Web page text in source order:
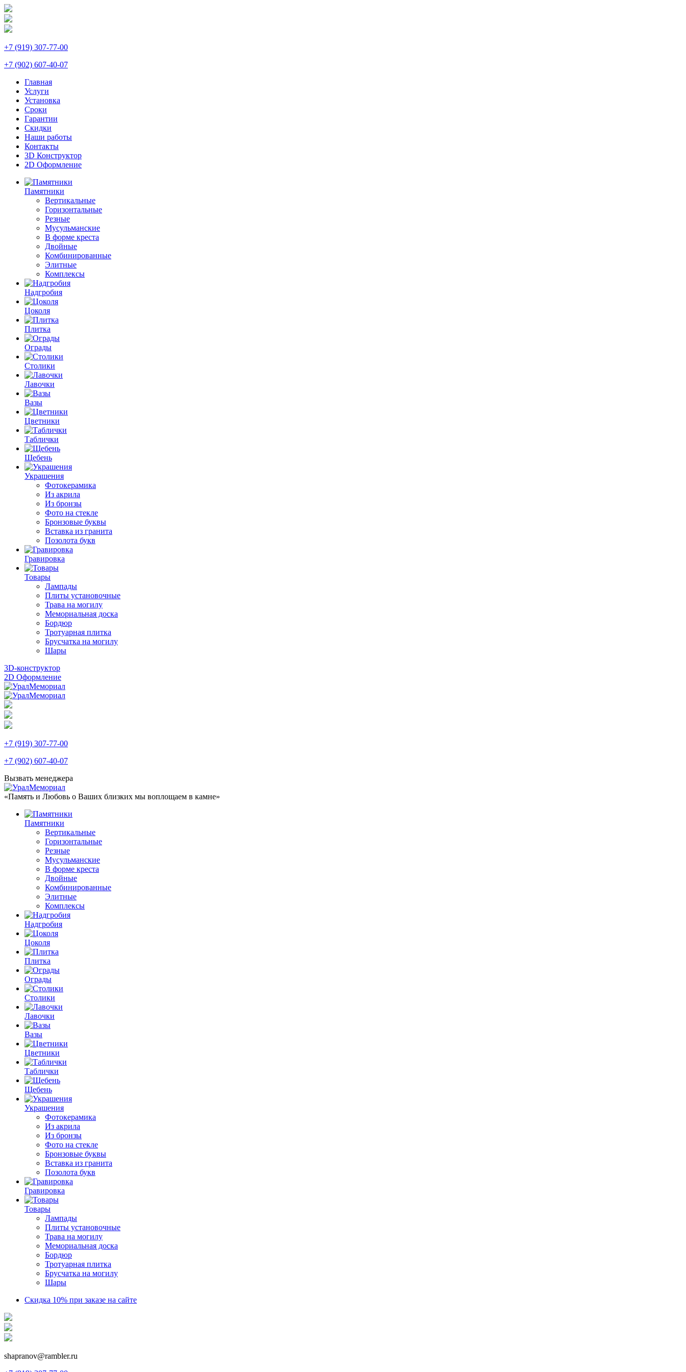
+7 (919) 307-77-00
+7 (902) 607-40-07
Главная
Услуги
Установка
Сроки
Гарантии
Скидки
Наши работы
Контакты
3D Конструктор
2D Оформление
Памятники
Вертикальные
Горизонтальные
Резные
Мусульманские
В форме креста
Двойные
Комбинированные
Элитные
Комплексы
Надгробия
Цоколя
Плитка
Ограды
Столики
Лавочки
Вазы
Цветники
Таблички
Щебень
Украшения
Фотокерамика
Из акрила
Из бронзы
Фото на стекле
Бронзовые буквы
Вставка из гранита
Позолота букв
Гравировка
Товары
Лампады
Плиты установочные
Трава на могилу
Мемориальная доска
Бордюр
Тротуарная плитка
Брусчатка на могилу
Шары
3D-конструктор
2D Оформление
+7 (919) 307-77-00
+7 (902) 607-40-07
Вызвать менеджера
«Память и Любовь о Ваших близких мы воплощаем в камне»
Памятники
Вертикальные
Горизонтальные
Резные
Мусульманские
В форме креста
Двойные
Комбинированные
Элитные
Комплексы
Надгробия
Цоколя
Плитка
Ограды
Столики
Лавочки
Вазы
Цветники
Таблички
Щебень
Украшения
Фотокерамика
Из акрила
Из бронзы
Фото на стекле
Бронзовые буквы
Вставка из гранита
Позолота букв
Гравировка
Товары
Лампады
Плиты установочные
Трава на могилу
Мемориальная доска
Бордюр
Тротуарная плитка
Брусчатка на могилу
Шары
Скидка 10% при заказе на сайте
shapranov@rambler.ru